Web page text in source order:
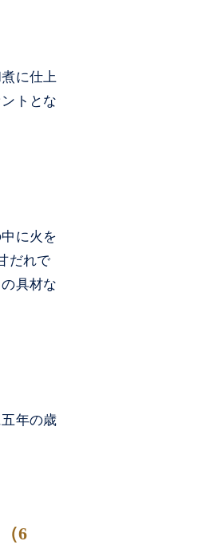
に仕上
トとな
に火を
だれで
具材な
年の歳
6